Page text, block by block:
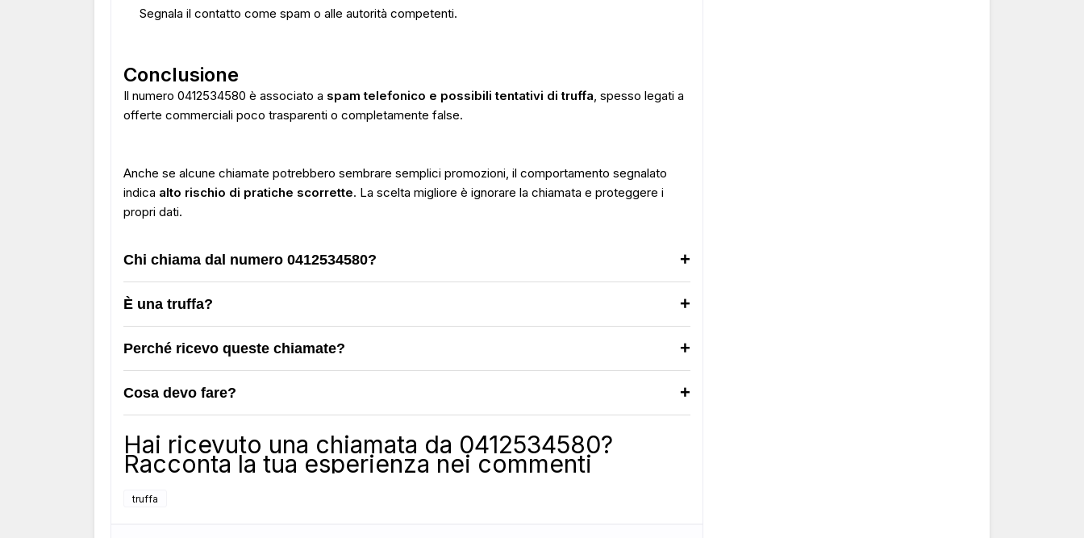
Segnala il contatto come spam o alle autorità competenti.
Conclusione
Il numero 0412534580 è associato a spam telefonico e possibili tentativi di truffa , spesso legati a
offerte commerciali poco trasparenti o completamente false.
Anche se alcune chiamate potrebbero sembrare semplici promozioni, il comportamento segnalato
indica alto rischio di pratiche scorrette. La scelta migliore è ignorare la chiamata e proteggere i
propri dati.
Chi chiama dal numero 0412534580?
È una truffa?
Perché ricevo queste chiamate?
Cosa devo fare?
Hai ricevuto una chiamata da 0412534580?
Racconta la tua esperienza nei commenti
truffa